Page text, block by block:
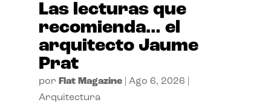
Las lecturas que
recomienda… el
arquitecto Jaume
Prat
por Flat Magazine| Ago 6, 2026
Arquitectura